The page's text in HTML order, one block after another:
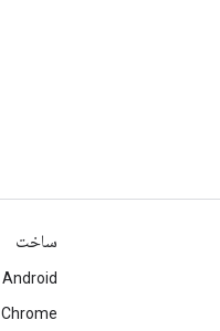
ساخت
Android
Chrome